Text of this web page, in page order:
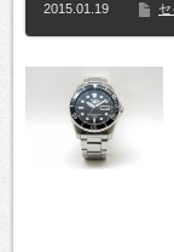
2015.01.19 セ